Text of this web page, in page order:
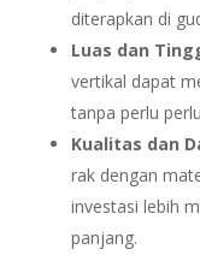
diterapkan di
Luas dan
vertikal dapat
tanpa perlu
Kualitas dan
rak dengan
investasi lebih
panjang.